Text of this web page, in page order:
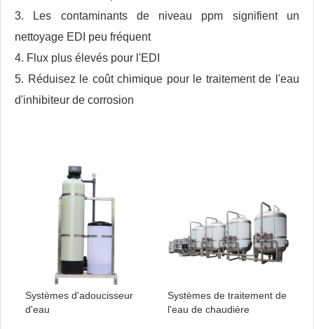
3. Les contaminants de niveau ppm signifient un
nettoyage EDI peu fréquent
4. Flux plus élevés pour l'EDI
5. Réduisez le coût chimique pour le traitement de l'eau
d'inhibiteur de corrosion
Systèmes d'adoucisseur
d'eau
Systèmes de traitement de
l'eau de chaudière